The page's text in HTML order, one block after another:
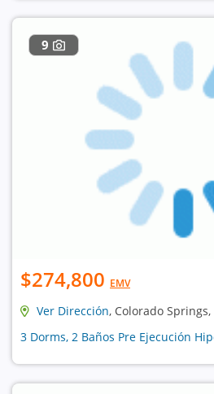
9
$274,800 EMV
Ver Dirección, Colorado Springs,
3 Dorms, 2 Baños Pre Ejecución